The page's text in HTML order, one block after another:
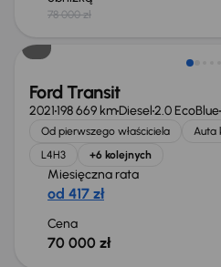
78 000 zł
Możliwość odliczenia VAT
Ford Transit
2021198 669 kmDiesel2.0 EcoBlue
Od pierwszego właściciela Auta
L4H3
+6 kolejnych
Miesięczna rata
od 417 zł
Cena
70 000 zł